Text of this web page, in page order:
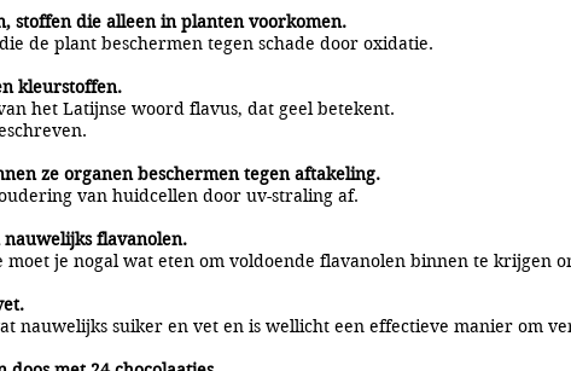
stoffen die alleen in planten voorkomen.
de plant beschermen tegen schade door oxidatie.
kleurstoffen.
het Latijnse woord flavus, dat geel betekent.
ze organen beschermen tegen aftakeling.
van huidcellen door uv-straling af.
flavanolen.
je nogal wat eten om voldoende flavanolen binnen te krijgen
nauwelijks suiker en vet en is wellicht een effectieve manier om